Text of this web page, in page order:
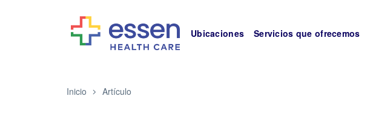
Ubicaciones Servicios que ofrecemos
Inicio Artículo